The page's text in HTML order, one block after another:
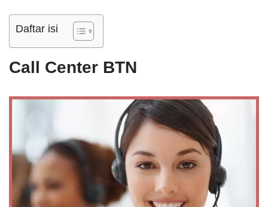
Daftar isi
Call Center BTN